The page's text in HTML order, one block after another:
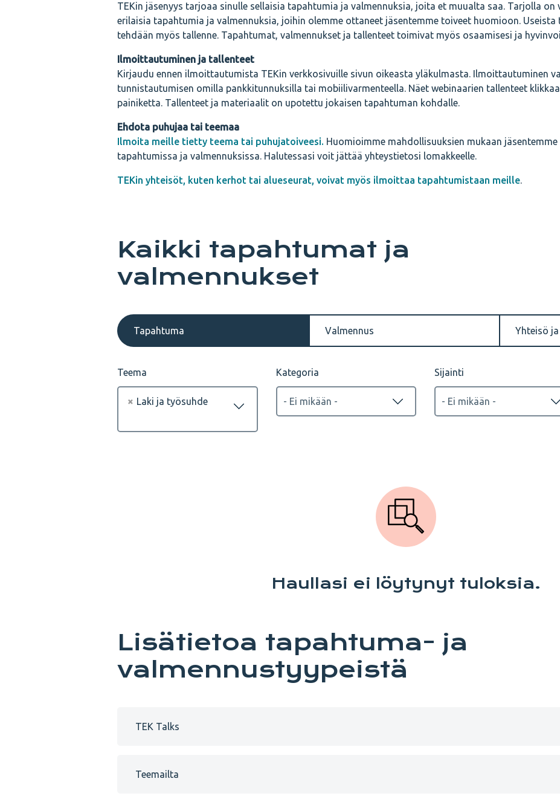
TEKin jäsenyys tarjoaa sinulle sellaisia tapahtumia ja valmennuksia, joita et muualta saa. Tarjolla
erilaisia tapahtumia ja valmennuksia, joihin olemme ottaneet jäsentemme toiveet huomioon.
tehdään myös tallenne. Tapahtumat, valmennukset ja tallenteet toimivat myös osaamisesi ja
Ilmoittautuminen ja tallenteet
Kirjaudu ennen ilmoittautumista TEKin verkkosivuille sivun oikeasta yläkulmasta. Ilmoittautuminen
tunnistautumisen omilla pankkitunnuksilla tai mobiilivarmenteella. Näet webinaarien tallenteet
painiketta. Tallenteet ja materiaalit on upotettu jokaisen tapahtuman kohdalle.
Ehdota puhujaa tai teemaa
Ilmoita meille tietty teema tai puhujatoiveesi. Huomioimme mahdollisuuksien mukaan
tapahtumissa ja valmennuksissa. Halutessasi voit jättää yhteystietosi lomakkeelle.
TEKin yhteisöt, kuten kerhot tai alueseurat, voivat myös ilmoittaa tapahtumistaan meille.
Kaikki tapahtumat ja
valmennukset
Tapahtuma Valmennus Yhteisö
Teema
× Laki ja työsuhde
Kategoria Sijainti
Haullasi ei löytynyt tuloksia.
Lisätietoa tapahtuma- ja
valmennustyypeistä
TEK Talks
Teemailta